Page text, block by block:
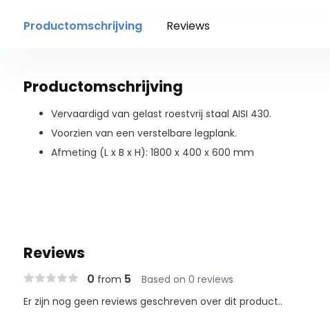
Productomschrijving Reviews
Productomschrijving
Vervaardigd van gelast roestvrij staal AISI 430.
Voorzien van een verstelbare legplank.
Afmeting (L x B x H): 1800 x 400 x 600 mm
Reviews
0 from 5 Based on 0 reviews
Er zijn nog geen reviews geschreven over dit product..